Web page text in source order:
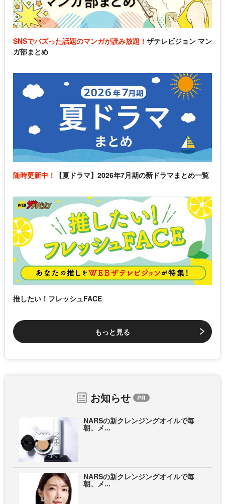
SNSでバズった話題のマンガが読み放題！ ザテレビジョン マン
ガ部まとめ
随時更新中！ 【夏ドラマ】2026年7月期の新ドラマまとめ一覧
推したい！フレッシュFACE
もっと見る
お知らせ
NARSの新クレンジングオイルで毎
朝、メ...
NARSの新クレンジングオイルで毎
朝、メ...